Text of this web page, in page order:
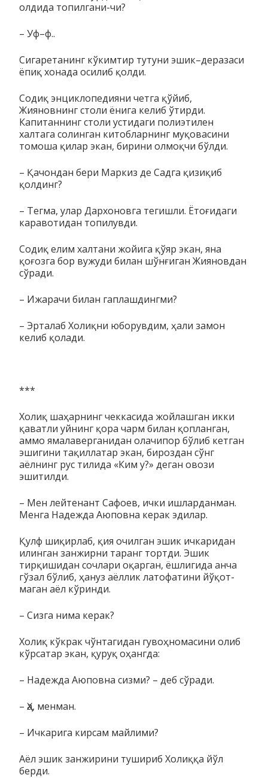
олдида топилгани-чи?
– Уф–ф..
Сигаретанинг кўкимтир тутуни эшик–деразаси
ёпиқ хонада осилиб қолди.
Содиқ энциклопедияни четга қўйиб,
Жияновнинг столи ёни­га келиб ўтирди.
Капитаннинг столи устидаги полиэтилен
халтага со­линган китобларнинг муқовасини
томоша қилар экан, би­ри­ни олмоқчи бўлди.
– Қачондан бери Маркиз де Садга қизиқиб
қолдинг?
– Тегма, улар Дархоновга тегишли. Ётоғидаги
каравотидан топилувди.
Содиқ елим халтани жойига қўяр экан, яна
қоғозга бор ву­жуди билан шўнғиган Жияновдан
сўради.
– Ижарачи билан гаплашдингми?
– Эрталаб Холиқни юборувдим, ҳали замон
келиб қолади.
***
Холиқ шаҳарнинг чеккасида жойлашган икки
қаватли уйн­инг қора чарм билан қопланган,
аммо ямалаверганидан ола­чипор бўлиб кетган
эшигини тақиллатар экан, бироздан сўнг
аёлнинг рус тилида «Ким у?» деган овози
эшитилди.
– Мен лейтенант Сафоев, ички ишларданман.
Менга На­деж­да Аюповна керак эдилар.
Қулф шиқирлаб, қия очилган эшик ичкаридан
илинган зан­жирни таранг тортди. Эшик
тирқишидан сочлари оқарган, ёш­ли­гида анча
гўзал бўлиб, ҳануз аёллик латофатини йўқот­
маган аёл кўринди.
– Сизга нима керак?
Холиқ кўкрак чўнтагидан гувоҳномасини олиб
кўрсатар экан, қуруқ оҳангда:
– Надежда Аюповна сизми? – деб сўради.
– Ҳа, менман.
– Ичкарига кирсам майлими?
Аёл эшик занжирини тушириб Холиққа йўл
берди.